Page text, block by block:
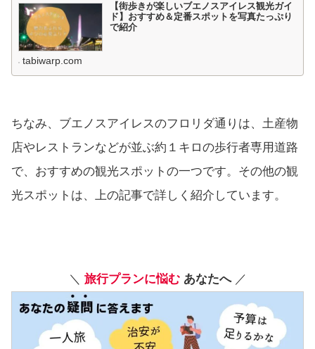
【街歩きが楽しいブエノスアイレス観光ガイ
ド】おすすめ＆定番スポットを写真たっぷり
で紹介
tabiwarp.com
ちなみ、ブエノスアイレスのフロリダ通りは、土産物
店やレストランなどが並ぶ約１キロの歩行者専用道路
で、おすすめの観光スポットの一つです。その他の観
光スポットは、上の記事で詳しく紹介しています。
＼ 旅行プランに悩むあなたへ／